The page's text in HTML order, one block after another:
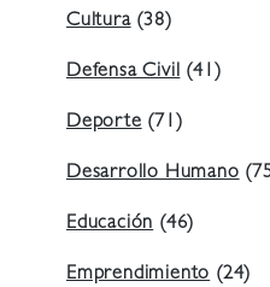
Cultura(38)
Defensa Civil (41)
Deporte (71)
Desarrollo Humano
Educación (46)
Emprendimiento (24)